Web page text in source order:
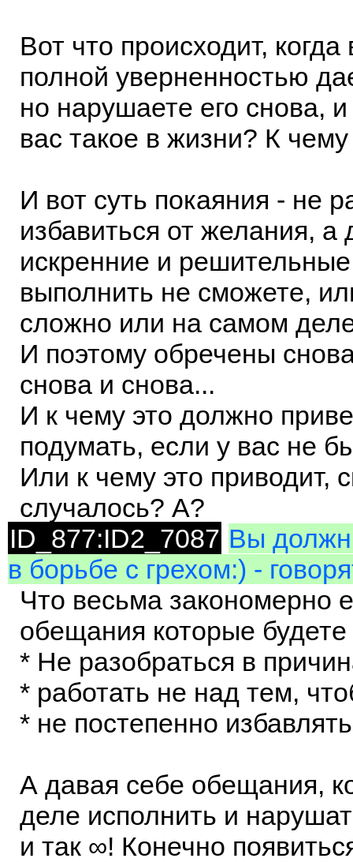
Вот что происходит,
полной уверненностью
но нарушаете его снова,
вас такое в жизни? К
И вот суть покаяния - не
избавиться от желания, а
искренние и
выполнить не сможете,
сложно или на самом
И поэтому обречены
снова и снова...
И к чему это должно
подумать, если у вас не
Или к чему это приводит,
случалось? А?
ID_877:ID2_7087 Вы
в борьбе с грехом:) -
Что весьма закономерно
обещания которые
* Не разобраться в
* работать не над тем,
* не постепенно
А давая себе обещания,
деле исполнить и
и так ∞! Конечно